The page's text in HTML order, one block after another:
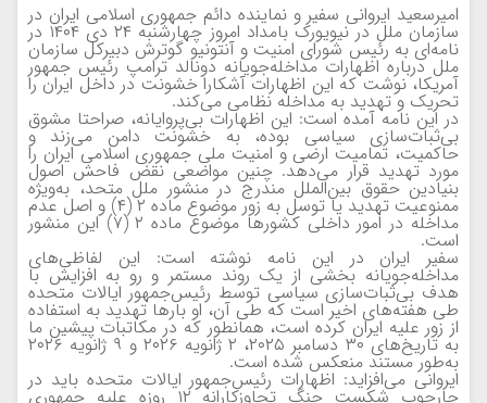
امیرسعید ایروانی سفیر و نماینده دائم جمهوری اسلامی ایران در
سازمان ملل در نیویورک بامداد امروز چهارشنبه ۲۴ دی ۱۴۰۴ در
نامه‌ای به رئیس شورای امنیت و آنتونیو گوترش دبیرکل سازمان
ملل درباره اظهارات مداخله‌جویانه دونالد ترامپ رئیس جمهور
آمریکا، نوشت که این اظهارات آشکارا خشونت در داخل ایران را
تحریک و تهدید به مداخله نظامی می‌کند.
در این نامه آمده است: این اظهارات بی‌پروایانه، صراحتا مشوق
بی‌ثبات‌سازی سیاسی بوده، به خشونت دامن می‌زند و
حاکمیت، تمامیت ارضی و امنیت ملی جمهوری اسلامی ایران را
مورد تهدید قرار می‌دهد. چنین مواضعی نقض فاحش اصول
بنیادین حقوق بین‌الملل مندرج در منشور ملل متحد، به‌ویژه
ممنوعیت تهدید یا توسل به زور موضوع ماده ۲ (۴) و اصل عدم
مداخله در امور داخلی کشورها موضوع ماده ۲ (۷) این منشور
است.
سفیر ایران در این نامه نوشته است: این لفاظی‌های
مداخله‌جویانه بخشی از یک روند مستمر و رو به افزایش با
هدف بی‌ثبات‌سازی سیاسی توسط رئیس‌جمهور ایالات متحده
طی هفته‌های اخیر است که طی آن، او بارها تهدید به استفاده
از زور علیه ایران کرده است، همانطور که در مکاتبات پیشین ما
به تاریخ‌های ۳۰ دسامبر ۲۰۲۵، ۲ ژانویه ۲۰۲۶ و ۹ ژانویه ۲۰۲۶
به‌طور مستند منعکس شده است.
ایروانی می‌افزاید: اظهارات رئیس‌جمهور ایالات متحده باید در
چارچوب شکست جنگ تجاوزکارانه ۱۲ روزه علیه جمهوری